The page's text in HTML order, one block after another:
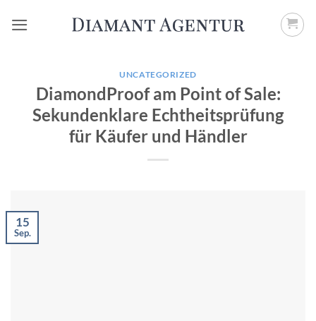
Inhalt
UNCATEGORIZED
DiamondProof am Point of Sale:
Sekundenklare Echtheitsprüfung
für Käufer und Händler
15
Sep.